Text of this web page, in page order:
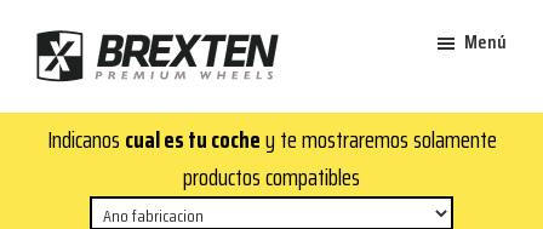
contenido
principal
de
página
Brexten
aluminio
¡En
Brexten.com
encontrarás
Menú
Indicanos cual es tu cochey te mostraremos solamente
productos compatibles